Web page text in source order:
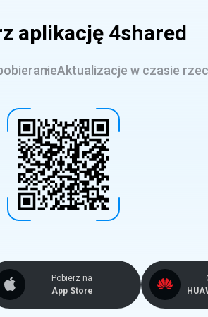
aplikację 4shared
Aktualizacje w czasie
Pobierz na
App Store